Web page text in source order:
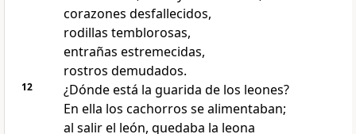
corazones desfallecidos,
rodillas temblorosas,
entrañas estremecidas,
rostros demudados.
12
¿Dónde está la guarida de los leones?
En ella los cachorros se alimentaban;
al salir el león, quedaba la leona